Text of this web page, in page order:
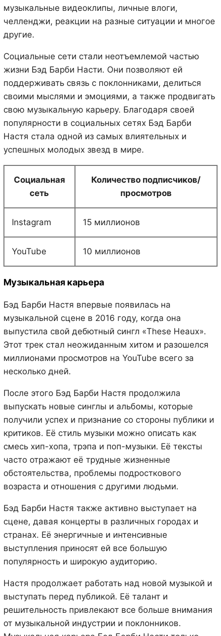
музыкальные видеоклипы, личные влоги,
челленджи, реакции на разные ситуации и многое
другие.
Социальные сети стали неотъемлемой частью
жизни Бэд Барби Насти. Они позволяют ей
поддерживать связь с поклонниками, делиться
своими мыслями и эмоциями, а также продвигать
свою музыкальную карьеру. Благодаря своей
популярности в социальных сетях Бэд Барби
Настя стала одной из самых влиятельных и
успешных молодых звезд в мире.
Социальная
сеть
Количество подписчиков/
просмотров
Instagram 15 миллионов
YouTube 10 миллионов
Музыкальная карьера
Бэд Барби Настя впервые появилась на
музыкальной сцене в 2016 году, когда она
выпустила свой дебютный сингл «These Heaux».
Этот трек стал неожиданным хитом и разошелся
миллионами просмотров на YouTube всего за
несколько дней.
После этого Бэд Барби Настя продолжила
выпускать новые синглы и альбомы, которые
получили успех и признание со стороны публики и
критиков. Её стиль музыки можно описать как
смесь хип-хопа, трэпа и поп-музыки. Её тексты
часто отражают её трудные жизненные
обстоятельства, проблемы подросткового
возраста и отношения с другими людьми.
Бэд Барби Настя также активно выступает на
сцене, давая концерты в различных городах и
странах. Её энергичные и интенсивные
выступления приносят ей все большую
популярность и широкую аудиторию.
Настя продолжает работать над новой музыкой и
выступать перед публикой. Её талант и
решительность привлекают все больше внимания
от музыкальной индустрии и поклонников.